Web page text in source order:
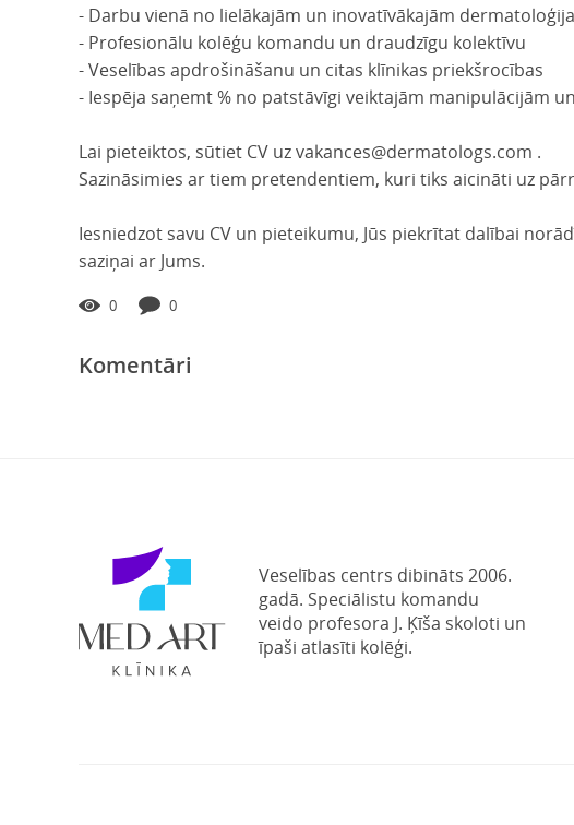
- Darbu vienā no lielākajām un inovatīvākajām
- Profesionālu kolēģu komandu un draudzīgu kolektīvu
- Veselības apdrošināšanu un citas klīnikas priekšrocības
- Iespēja saņemt % no patstāvīgi veiktajām manipulācijām
Lai pieteiktos, sūtiet CV uz vakances@dermatologs.com .
Sazināsimies ar tiem pretendentiem, kuri tiks aicināti uz
Iesniedzot savu CV un pieteikumu, Jūs piekrītat dalībai
saziņai ar Jums.
0 0
Komentāri
Veselības centrs dibināts 2006.
gadā. Speciālistu komandu
veido profesora J. Ķīša skoloti un
īpaši atlasīti kolēģi.